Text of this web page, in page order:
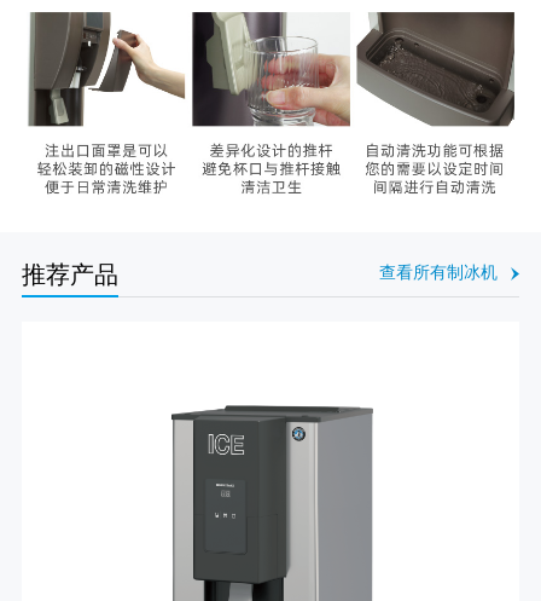
推荐产品 查看所有制冰机